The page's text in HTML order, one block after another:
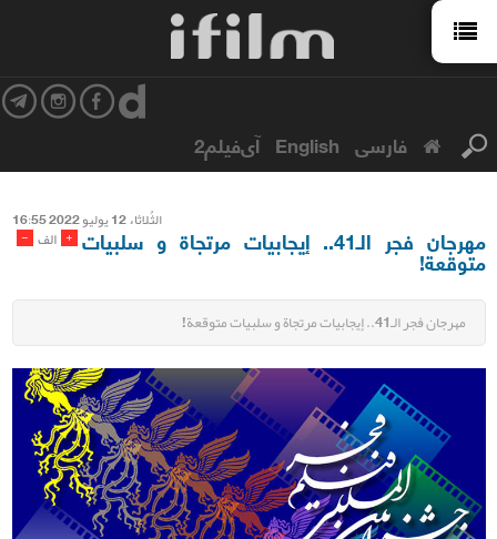
فارسی English آی‌فیلم2
الثُلاثاء 12 یولیو 2022 16:55
- الف + مهرجان فجر الـ41.. إيجابيات مرتجاة و سلبيات
متوقعة!
مهرجان فجر الـ41.. إيجابيات مرتجاة و سلبيات متوقعة!